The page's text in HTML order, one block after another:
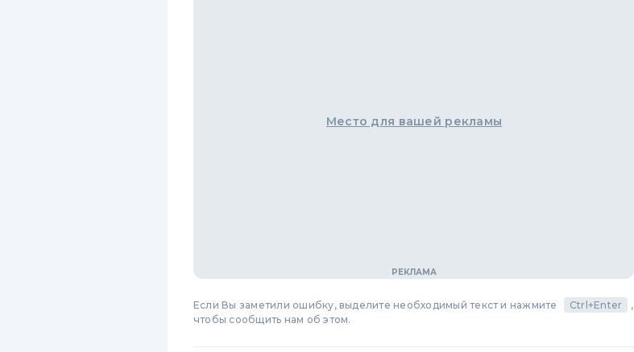
Место для вашей рекламы
Если Вы заметили ошибку, выделите необходимый текст и нажмите Ctrl+Enter
,
чтобы сообщить нам об этом.